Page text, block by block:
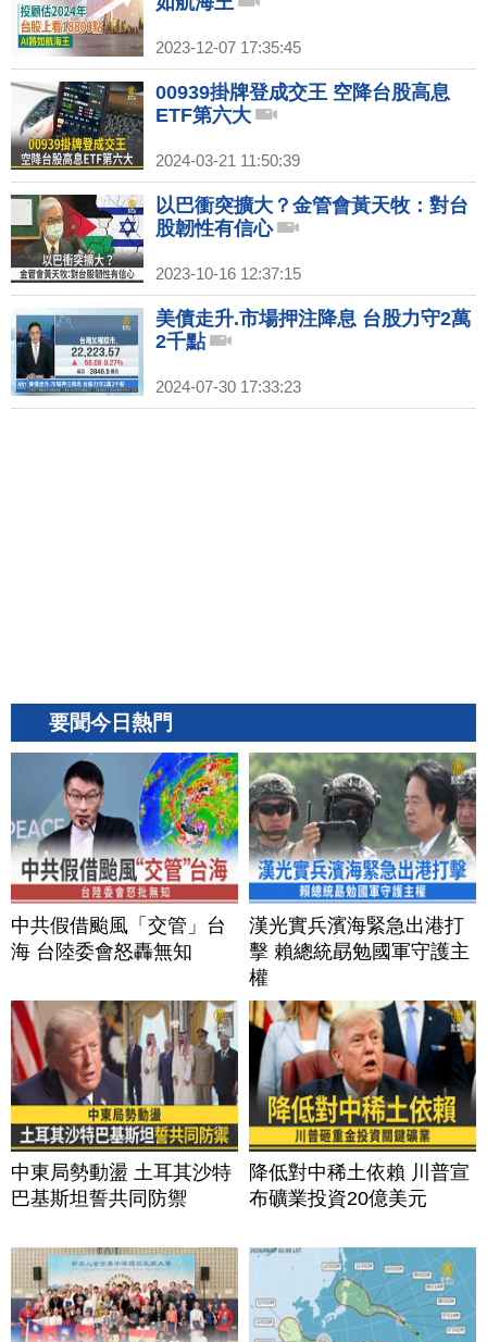
2023-12-07 17:35:45
00939掛牌登成交王 空降台股高息
ETF第六大
2024-03-21 11:50:39
以巴衝突擴大？金管會黃天牧：對台
股韌性有信心
2023-10-16 12:37:15
美債走升.市場押注降息 台股力守2萬
2千點
2024-07-30 17:33:23
要聞今日熱門
中共假借颱風「交管」台
海 台陸委會怒轟無知
漢光實兵濱海緊急出港打
擊 賴總統勗勉國軍守護主
權
中東局勢動盪 土耳其沙特
巴基斯坦誓共同防禦
降低對中稀土依賴 川普宣
布礦業投資20億美元